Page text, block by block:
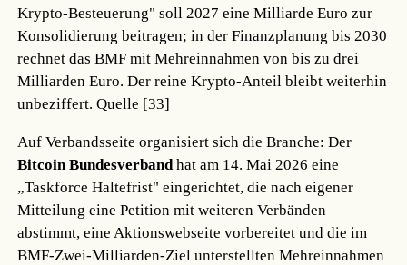
Krypto-Besteuerung" soll 2027 eine Milliarde Euro zur
Konsolidierung beitragen; in der Finanzplanung bis 2030
rechnet das BMF mit Mehreinnahmen von bis zu drei
Milliarden Euro. Der reine Krypto-Anteil bleibt weiterhin
unbeziffert.Quelle [33]
Auf Verbandsseite organisiert sich die Branche: Der
Bitcoin Bundesverband hat am 14. Mai 2026 eine
„Taskforce Haltefrist" eingerichtet, die nach eigener
Mitteilung eine Petition mit weiteren Verbänden
abstimmt, eine Aktionswebseite vorbereitet und die im
BMF-Zwei-Milliarden-Ziel unterstellten Mehreinnahmen